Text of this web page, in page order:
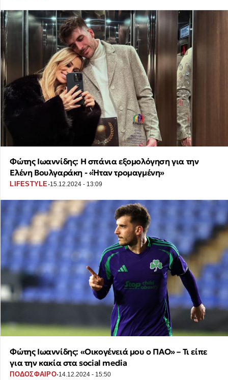
Φώτης Ιωαννίδης: Η σπάνια εξομολόγηση για την
Ελένη Βουλγαράκη - «Ήταν τρομαγμένη»
LIFESTYLE·15.12.2024 - 13:09
Φώτης Ιωαννίδης: «Οικογένειά μου ο ΠΑΟ» – Τι είπε
για την κακία στα social media
ΠΟΔΟΣΦΑΙΡΟ·14.12.2024 - 15:50